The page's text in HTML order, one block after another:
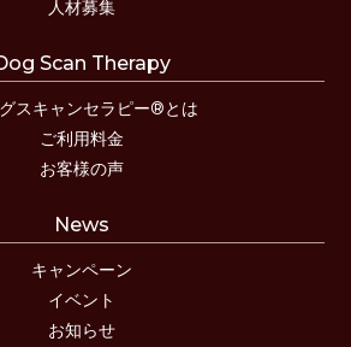
人材募集
Scan Therapy
グスキャンセラピー®とは
ご利用料金
お客様の声
News
キャンペーン
イベント
お知らせ